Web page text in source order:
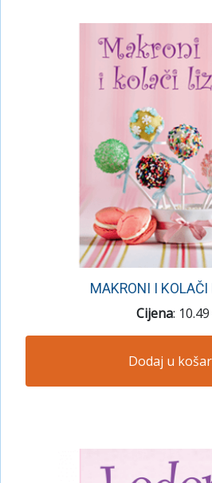
MAKRONI I
Cijena:
Dodaj u